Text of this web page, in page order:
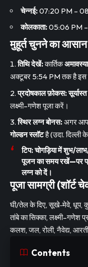
चेन्नई:07:20 PM –
कोलकाता:05:06 PM
मुहूर्त चुनने का आसान
तिथि देखें:कार्तिकअमावस्या
अक्टूबर 5:54 PM तक है इस
प्रदोषकाल फ़ोकस:
लक्ष्मी–गणेश पूजा करें।
स्थिर लग्न बोनस:अगर
गोल्डन स्लॉटहै (उदा. दिल्ली
टिप:चोगड़िया मेंशुभ/
पूजन का समय रखें—पर
लग्नको दें।
पूजा सामग्री (शॉर्ट
घी/तेल के दिए, सूखे‐मेवे, धूप,
तांबे का सिक्का,
कलश, जल, रोली, नैवेद्य, आरती-
Contents